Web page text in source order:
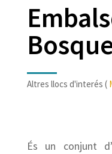
Altres llocs d'interés (
És un conjunt